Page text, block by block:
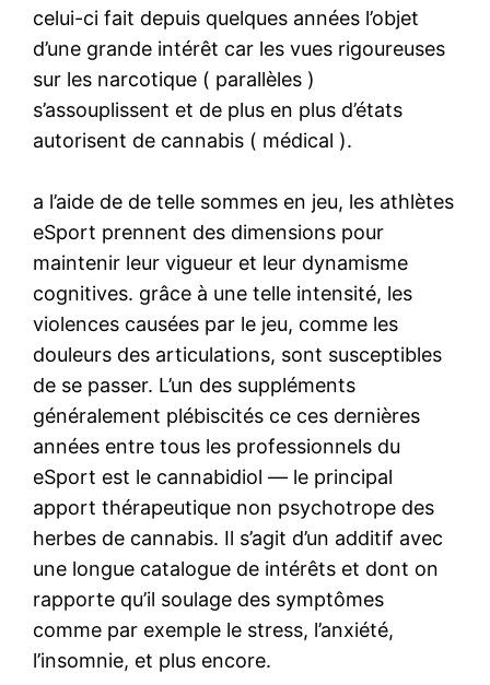
celui-ci fait depuis quelques années l’objet
d’une grande intérêt car les vues rigoureuses
sur les narcotique ( parallèles )
s’assouplissent et de plus en plus d’états
autorisent de cannabis ( médical ).
a l’aide de de telle sommes en jeu, les athlètes
eSport prennent des dimensions pour
maintenir leur vigueur et leur dynamisme
cognitives. grâce à une telle intensité, les
violences causées par le jeu, comme les
douleurs des articulations, sont susceptibles
de se passer. L’un des suppléments
généralement plébiscités ce ces dernières
années entre tous les professionnels du
eSport est le cannabidiol — le principal
apport thérapeutique non psychotrope des
herbes de cannabis. Il s’agit d’un additif avec
une longue catalogue de intérêts et dont on
rapporte qu’il soulage des symptômes
comme par exemple le stress, l’anxiété,
l’insomnie, et plus encore.